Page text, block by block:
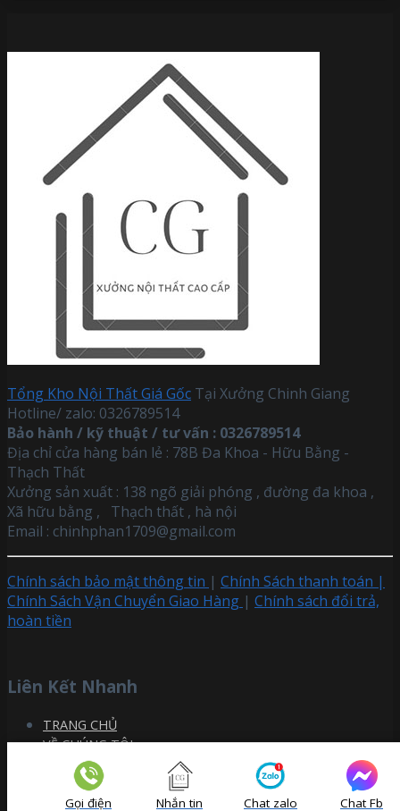
Tổng Kho Nội Thất Giá Gốc Tại Xưởng Chinh Giang
Hotline/ zalo: 0326789514
Bảo hành / kỹ thuật / tư vấn : 0326789514
Địa chỉ cửa hàng bán lẻ : 78B Đa Khoa - Hữu Bằng -
Thạch Thất
Xưởng sản xuất : 138 ngõ giải phóng , đường đa khoa ,
Xã hữu bằng , Thạch thất , hà nội
Email : chinhphan1709@gmail.com
Chính sách bảo mật thông tin | Chính Sách thanh toán |
Chính Sách Vận Chuyển Giao Hàng | Chính sách đổi trả,
hoàn tiền
Liên Kết Nhanh
TRANG CHỦ
VỀ CHÚNG TÔI
Sofa Gỗ Phòng Khách
Bàn Ghế Phòng Ăn
LIÊN HỆ TƯ VẤN
Gọi điện Nhắn tin Chat zalo Chat Fb